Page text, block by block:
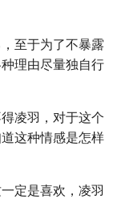
至于为了不暴露
理由尽量独自行
凌羽，对于这个
这种情感是怎样
定是喜欢，凌羽